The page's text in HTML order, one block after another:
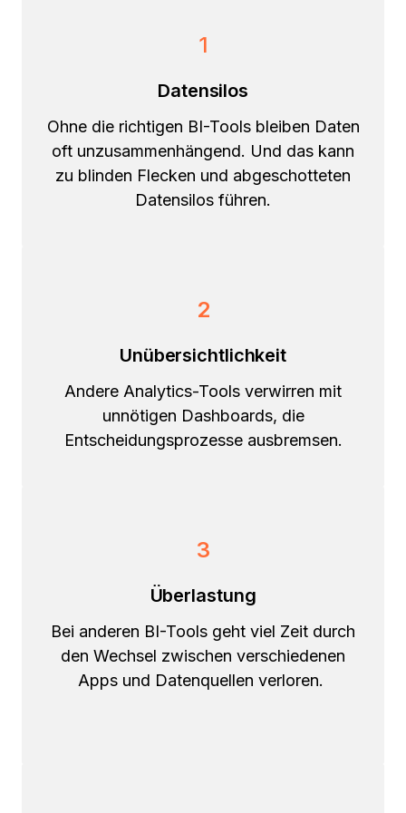
1
Datensilos
Ohne die richtigen BI-Tools bleiben Daten
oft unzusammenhängend. Und das kann
zu blinden Flecken und abgeschotteten
Datensilos führen.
2
Unübersichtlichkeit
Andere Analytics-Tools verwirren mit
unnötigen Dashboards, die
Entscheidungsprozesse ausbremsen.
3
Überlastung
Bei anderen BI-Tools geht viel Zeit durch
den Wechsel zwischen verschiedenen
Apps und Datenquellen verloren.